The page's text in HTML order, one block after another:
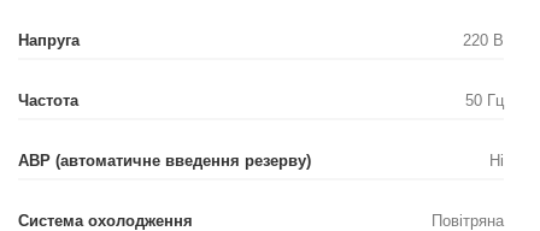
Напруга 220 В
Частота 50 Гц
АВР (автоматичне введення резерву) Ні
Система охолодження Повітряна